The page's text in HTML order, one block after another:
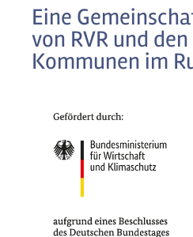
Eine
von RVR und den
Kommunen im